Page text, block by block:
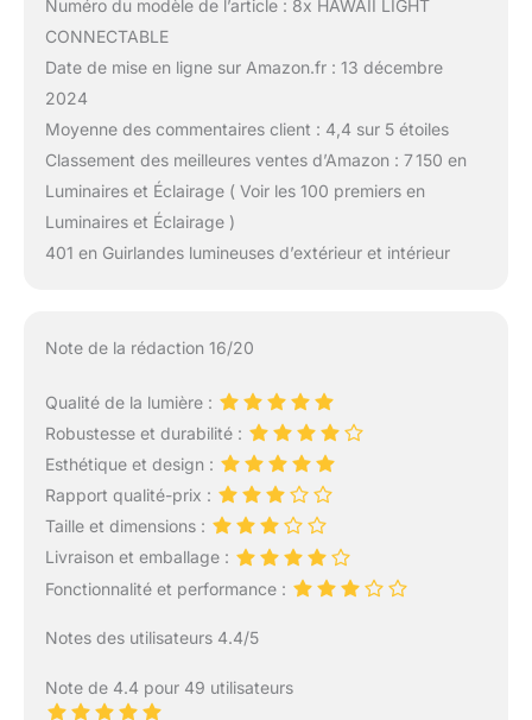
Numéro du modèle de l’article : 8x HAWAII LIGHT
CONNECTABLE
Date de mise en ligne sur Amazon.fr : 13 décembre
2024
Moyenne des commentaires client : 4,4 sur 5 étoiles
Classement des meilleures ventes d’Amazon : 7 150 en
Luminaires et Éclairage ( Voir les 100 premiers en
Luminaires et Éclairage )
401 en Guirlandes lumineuses d’extérieur et intérieur
Note de la rédaction 16/20
Qualité de la lumière :
Robustesse et durabilité :
Esthétique et design :
Rapport qualité-prix :
Taille et dimensions :
Livraison et emballage :
Fonctionnalité et performance :
Notes des utilisateurs 4.4/5
Note de 4.4 pour 49 utilisateurs